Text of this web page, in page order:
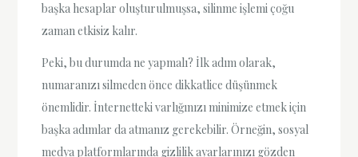
başka hesaplar oluşturulmuşsa, silinme işlemi çoğu
zaman etkisiz kalır.
Peki, bu durumda ne yapmalı? İlk adım olarak,
numaranızı silmeden önce dikkatlice düşünmek
önemlidir. İnternetteki varlığınızı minimize etmek için
başka adımlar da atmanız gerekebilir. Örneğin, sosyal
medya platformlarında gizlilik ayarlarınızı gözden